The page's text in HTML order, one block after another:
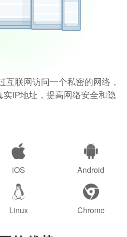
互联网访问一个私密的网络，
IP地址，提高网络安全和隐
iOS Android
Linux Chrome